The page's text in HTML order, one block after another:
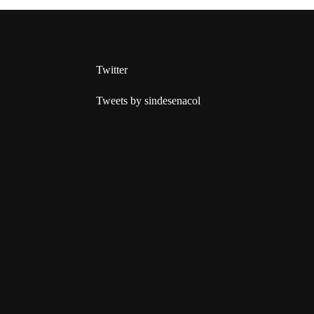
Twitter
Tweets by sindesenacol